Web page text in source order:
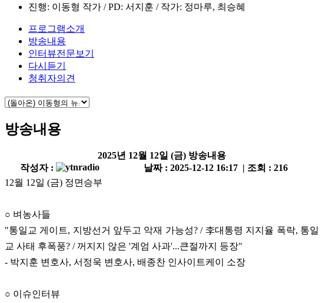
진행: 이동형 작가 / PD: 서지훈 / 작가: 정마루, 최승혜
프로그램소개
방송내용
인터뷰전문보기
다시듣기
청취자의견
방송내용
2025년 12월 12일 (금) 방송내용
작성자 :
날짜 : 2025-12-12 16:17 | 조회 : 216
12월 12일 (금) 정면승부
○ 벼농사들
"통일교 게이트, 지방선거 앞두고 악재 가능성? / 李대통령 지지율 폭락, 통일
교 사태 후폭풍? / 꺼지지 않은 '계엄 사과'...큰절까지 등장"
- 박지훈 변호사, 서정욱 변호사, 배종찬 인사이트케이 소장
○ 이슈인터뷰